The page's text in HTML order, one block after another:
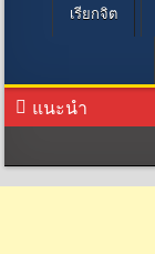
เรียกจิต
แนะนำ